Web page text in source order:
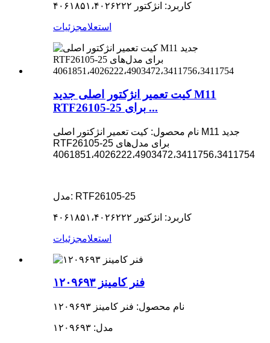
کاربرد: انژکتور ۴۰۶۱۸۵۱،۴۰۲۶۲۲۲
استعلامجزئیات
کیت تعمیر انژکتور اصلی جدید M11
RTF26105-25 برای ...
نام محصول: کیت تعمیر انژکتور اصلی M11 جدید
RTF26105-25 برای مدل‌های
4061851،4026222،4903472،3411756،3411754
مدل: RTF26105-25
کاربرد: انژکتور ۴۰۶۱۸۵۱،۴۰۲۶۲۲۲
استعلامجزئیات
فنر کامینز ۱۲۰۹۶۹۳
نام محصول: فنر کامینز ۱۲۰۹۶۹۳
مدل: ۱۲۰۹۶۹۳